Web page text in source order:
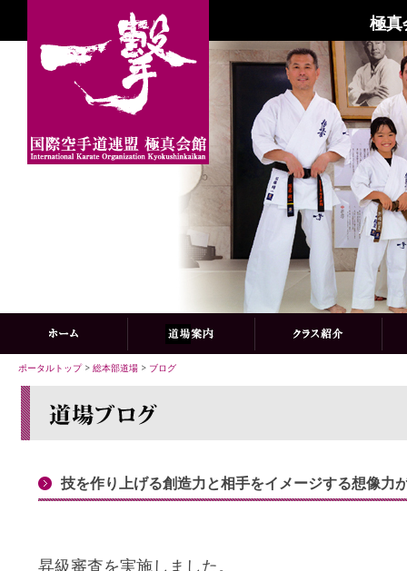
極真
ポータルトップ> 総本部道場 > ブログ
技を作り上げる創造力と相手をイメージする想像力
昇級審査を実施しました。